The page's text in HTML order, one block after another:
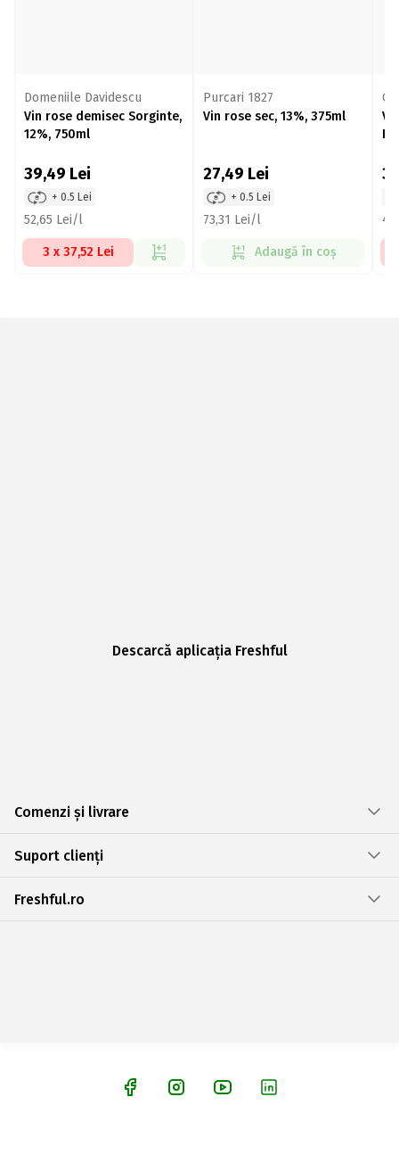
Domeniile Davidescu
Vin rose demisec Sorginte,
12%, 750ml
39,49 Lei
+ 0.5 Lei
52,65 Lei/l
3 x 37,52 Lei
Purcari 1827
Vin rose sec, 13%, 375ml
27,49 Lei
+ 0.5 Lei
73,31 Lei/l
Adaugă în coș
Descarcă aplicația Freshful
Comenzi și livrare
Suport clienți
Freshful.ro